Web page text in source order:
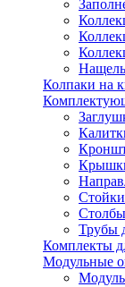
Колпаки на
Стойки
Столбы
Трубы
Комплекты
Модульные